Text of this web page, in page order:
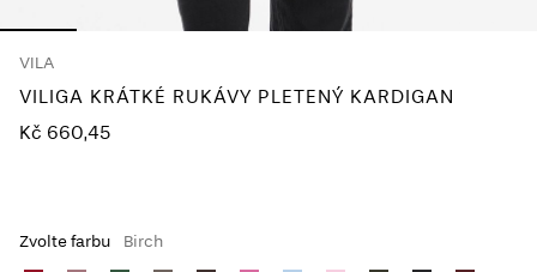
VILA
VILIGA KRÁTKÉ RUKÁVY PLETENÝ KARDIGAN
Kč 660,45
Zvolte farbu Birch